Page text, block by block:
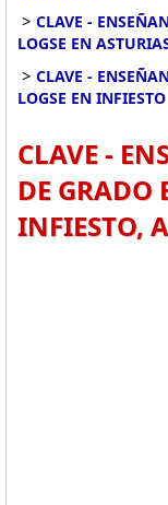
> CLAVE -
LOGSE EN
> CLAVE -
LOGSE EN INFIESTO
CLAVE -
DE GRADO
INFIESTO,